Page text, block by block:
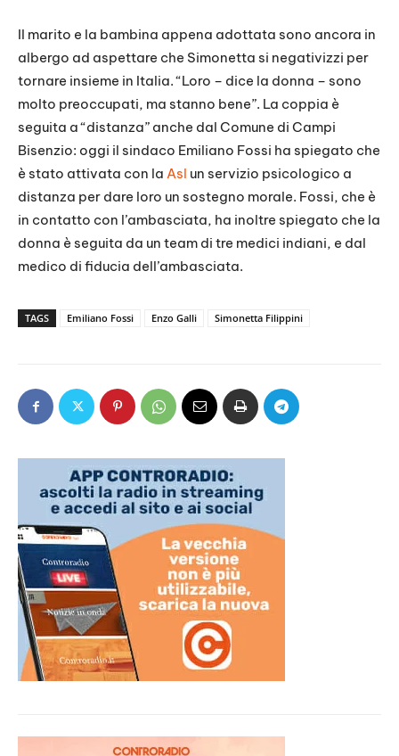
Il marito e la bambina appena adottata sono ancora in
albergo ad aspettare che Simonetta si negativizzi per
tornare insieme in Italia. “Loro – dice la donna – sono
molto preoccupati, ma stanno bene”. La coppia è
seguita a “distanza” anche dal Comune di Campi
Bisenzio: oggi il sindaco Emiliano Fossi ha spiegato che
è stato attivata con la Asl un servizio psicologico a
distanza per dare loro un sostegno morale. Fossi, che è
in contatto con l’ambasciata, ha inoltre spiegato che la
donna è seguita da un team di tre medici indiani, e dal
medico di fiducia dell’ambasciata.
TAGS Emiliano Fossi Enzo Galli Simonetta Filippini